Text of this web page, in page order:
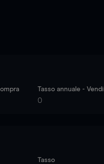
Tasso annuale - Vendi
0
Tasso